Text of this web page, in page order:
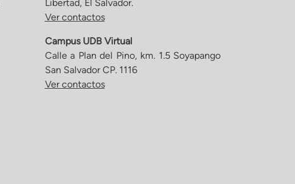
Libertad, El Salvador.
Ver contactos
Campus UDB Virtual
Calle a Plan del Pino, km. 1.5 Soyapango
San Salvador CP. 1116
Ver contactos